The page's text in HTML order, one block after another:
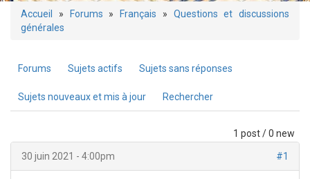
Vous
êtes
ici
Accueil » Forums » Français » Questions et discussions
générales
Forums Sujets actifs Sujets sans réponses
Sujets nouveaux et mis à jour Rechercher
1 post / 0 new
#1
30 juin 2021 - 4:00pm